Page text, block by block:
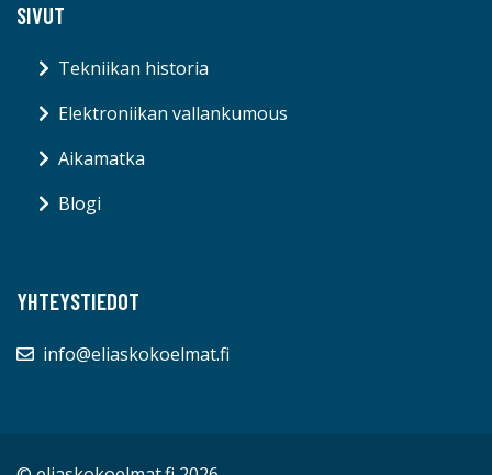
SIVUT
Tekniikan historia
Elektroniikan vallankumous
Aikamatka
Blogi
YHTEYSTIEDOT
info@eliaskokoelmat.fi